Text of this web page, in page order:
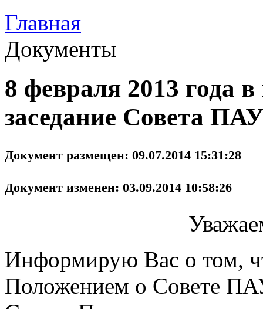
Главная
Документы
8 февраля 2013 года
заседание Совета
Документ размещен: 09.07.2014 15:31:28
Документ изменен: 03.09.2014 10:58:26
Информирую Вас о том,
Положением о Совете